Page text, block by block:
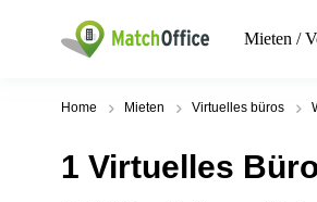
Mieten /
Home Mieten Virtuelles büros
1 Virtuelles